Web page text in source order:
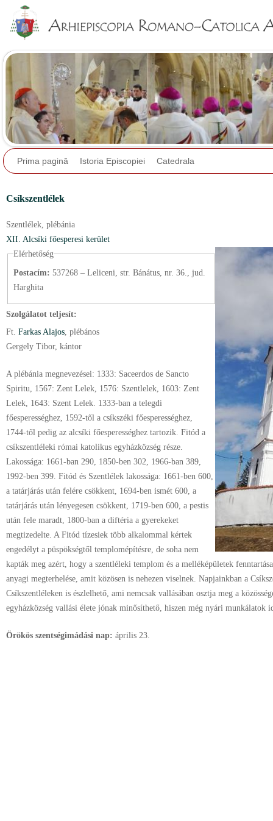
Prima pagină Istoria Episcopiei Catedrala
Csíkszentlélek
Szentlélek, plébánia
XII. Alcsíki főesperesi kerület
Elérhetőség
Postacím: 537268 – Leliceni, str. Bánátus, nr. 36., jud.
Harghita
Szolgálatot teljesít:
Ft. Farkas Alajos , plébános
Gergely Tibor, kántor
A plébánia megnevezései: 1333: Saceerdos de Sancto
Spiritu, 1567: Zent Lelek, 1576: Szentlelek, 1603: Zent
Lelek, 1643: Szent Lelek. 1333-ban a telegdi
főesperességhez, 1592-től a csíkszéki főesperességhez,
1744-től pedig az alcsíki főesperességhez tartozik. Fitód a
csíkszentléleki római katolikus egyházközség része.
Lakossága: 1661-ban 290, 1850-ben 302, 1966-ban 389,
1992-ben 399. Fitód és Szentlélek lakossága: 1661-ben 600,
a tatárjárás után felére csökkent, 1694-ben ismét 600, a
tatárjárás után lényegesen csökkent, 1719-ben 600, a pestis
után fele maradt, 1800-ban a diftéria a gyerekeket
megtizedelte. A Fitód tízesiek több alkalommal kértek
engedélyt a püspökségtől templomépítésre, de soha nem
kapták meg azért, hogy a szentléleki templom és a melléképületek
anyagi megterhelése, amit közösen is nehezen viselnek. Napjainkban a
Csíkszentléleken is észlelhető, ami nemcsak vallásában osztja meg a
egyházközség vallási élete jónak minősíthető, hiszen még nyári munkálatok
Örökös szentségimádási nap: április 23.